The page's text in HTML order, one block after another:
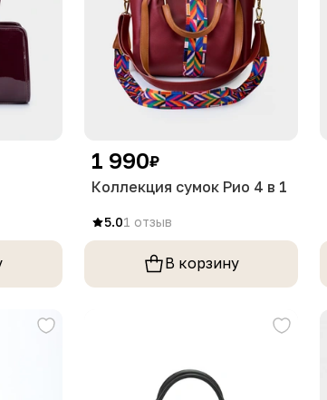
1 990₽
Коллекция сумок Рио 4 в 1
5.01 отзыв
В корзину